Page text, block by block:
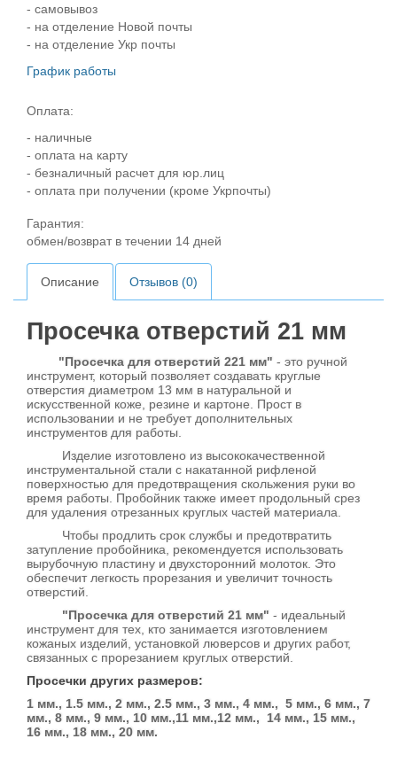
- самовывоз
- на отделение Новой почты
- на отделение Укр почты
График работы
Оплата:
- наличные
- оплата на карту
- безналичный расчет для юр.лиц
- оплата при получении (кроме Укрпочты)
Гарантия:
обмен/возврат в течении 14 дней
Описание Отзывов (0)
Просечка отверстий 21 мм
"Просечка для отверстий 221 мм" - это ручной
инструмент, который позволяет создавать круглые
отверстия диаметром 13 мм в натуральной и
искусственной коже, резине и картоне. Прост в
использовании и не требует дополнительных
инструментов для работы.
Изделие изготовлено из высококачественной
инструментальной стали с накатанной рифленой
поверхностью для предотвращения скольжения руки во
время работы. Пробойник также имеет продольный срез
для удаления отрезанных круглых частей материала.
Чтобы продлить срок службы и предотвратить
затупление пробойника, рекомендуется использовать
вырубочную пластину и двухсторонний молоток. Это
обеспечит легкость прорезания и увеличит точность
отверстий.
"Просечка для отверстий 21 мм" - идеальный
инструмент для тех, кто занимается изготовлением
кожаных изделий, установкой люверсов и других работ,
связанных с прорезанием круглых отверстий.
Просечки других размеров:
1 мм., 1.5 мм., 2 мм., 2.5 мм., 3 мм., 4 мм., 5 мм., 6 мм., 7
мм., 8 мм., 9 мм., 10 мм.,11 мм.,12 мм., 14 мм., 15 мм.,
16 мм., 18 мм., 20 мм.